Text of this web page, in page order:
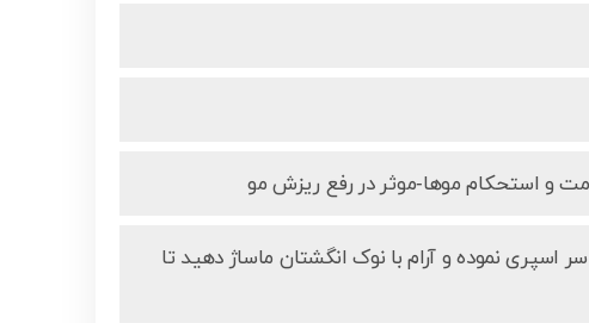
و استحکام موها-موثر در رفع ریزش مو
و شب 2 مرتبه در روز و هربار 6 الی 10 پاف کف سر اسپری نموده و آرام با نوک انگشتان ماساژ دهید تا